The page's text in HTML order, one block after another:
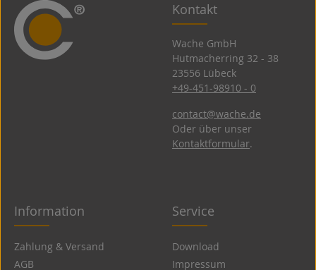
Kontakt
Wache GmbH
Hutmacherring 32 ­- 38
23556 Lübeck
+49-451-98910 - 0
contact@wache.de
Oder über unser
Kontaktformular.
Information
Zahlung & Versand
AGB
Service
Download
Impressum